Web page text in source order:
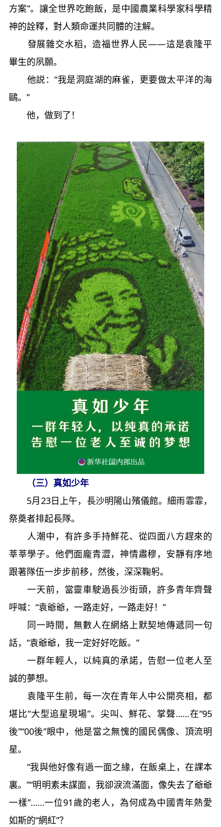
方案”。讓全世界吃飽飯，是中國農業科學家科學精
神的詮釋，對人類命運共同體的注解。
發展雜交水稻，造福世界人民——這是袁隆平
畢生的夙願。
他説：“我是洞庭湖的麻雀，更要做太平洋的海
鷗。”
他，做到了！
（三）真如少年
5月23日上午，長沙明陽山殯儀館。細雨霏霏，
祭奠者排起長隊。
人潮中，有許多手持鮮花、從四面八方趕來的
莘莘學子。他們面龐青澀，神情肅穆，安靜有序地
跟著隊伍一步步前移，然後，深深鞠躬。
一天前，當靈車駛過長沙街頭，許多青年齊聲
呼喊：“袁爺爺，一路走好，一路走好！”
同一時間，無數人在網絡上默契地傳遞同一句
話，“袁爺爺，我一定好好吃飯。”
一群年輕人，以純真的承諾，告慰一位老人至
誠的夢想。
袁隆平生前，每一次在青年人中公開亮相，都
堪比“大型追星現場”。尖叫、鮮花、掌聲……在“95
後”“00後”眼中，他是當之無愧的國民偶像、頂流明
星。
“我與他好像有過一面之緣，在飯桌上，在課本
裏。”“明明素未謀面，我卻淚流滿面，像失去了爺爺
一樣”……一位91歲的老人，為何成為中國青年熱愛
如斯的“網紅”？